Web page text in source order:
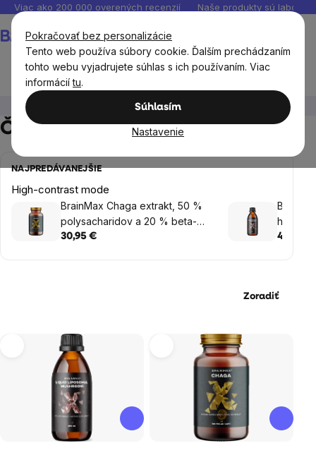
Pokračovať bez personalizácie
Tento web používa súbory cookie. Ďalším prechádzaním
tohto webu vyjadrujete súhlas s ich používaním. Viac
informáciítu.
Súhlasím
Nastavenie
Prejsť
obsah
Viac ako 200 000 overených recenzií Naše produkty sú
košík
Huby Čaga (chaga)
Čaga (chaga)
NAJPREDÁVANEJŠIE
High-contrast mode
BrainMax Chaga extrakt, 50 %
polysacharidov a 20 % beta-
1,3/1,6 D-glukánov, 500 mg, 100
30,95 €
huby v
ml
40,35 €
Zoradiť
produktov